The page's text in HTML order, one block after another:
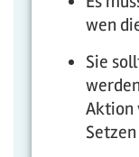
wen
Sie
Aktion